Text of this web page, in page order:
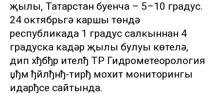
җылы, Татарстан буенча – 5–10 градус.
24 октябрьгә каршы төндә
республикада 1 градус салкыннан 4
градуска кадәр җылы булуы көтелә,
дип хђбђр ителђ ТР Гидрометеорология
џђм ђйлђнђ-тирђ мохит мониторингы
идарђсе сайтында.